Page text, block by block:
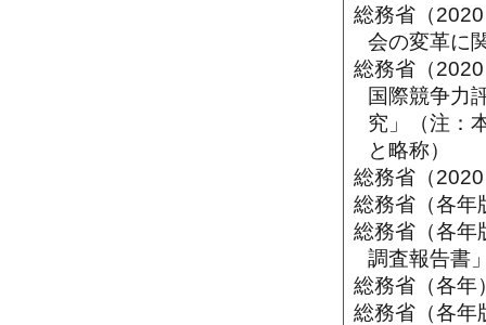
総務省（
会の変革に
総務省（
国際競争力
究」（注：
と略称）
総務省（
総務省（各年
総務省（各年
調査報告書
総務省（各年
総務省（各年